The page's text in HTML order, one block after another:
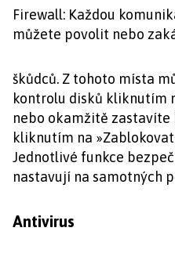
Firewall: Každou
můžete povolit nebo
škůdců. Z tohoto místa
kontrolu disků kliknutím
nebo okamžitě zastavíte
kliknutím na
Jednotlivé funkce
nastavují na samotných
Antivirus